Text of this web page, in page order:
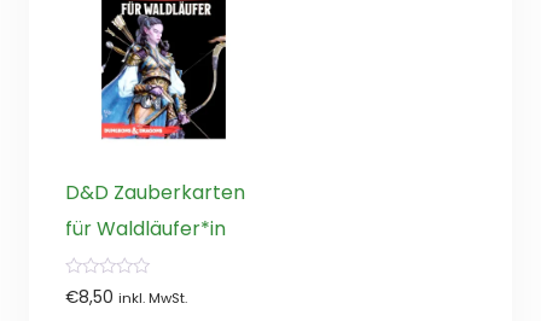
D&D Zauberkarten
für Waldläufer*in
0
von
€8,50 inkl. MwSt.